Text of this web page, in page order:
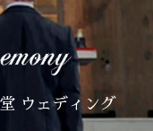
ウェディング